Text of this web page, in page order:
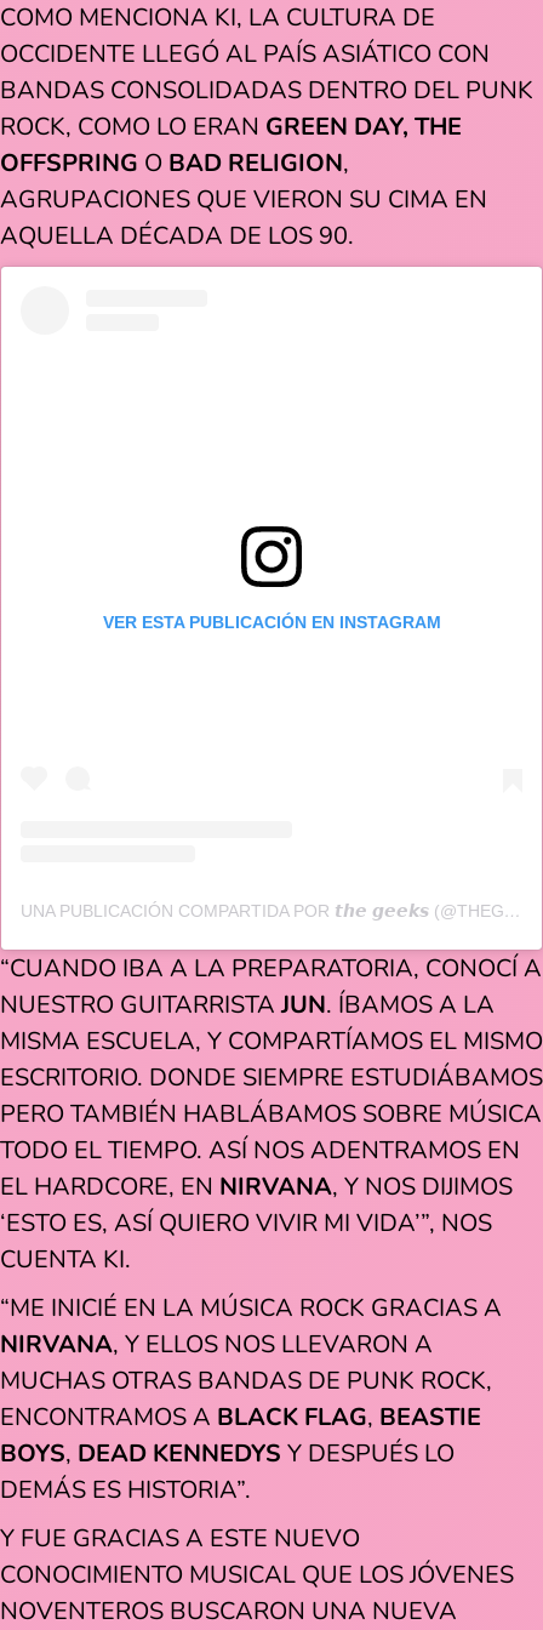
COMO MENCIONA KI, LA CULTURA DE
OCCIDENTE LLEGÓ AL PAÍS ASIÁTICO CON
BANDAS CONSOLIDADAS DENTRO DEL PUNK
ROCK, COMO LO ERAN GREEN DAY, THE
OFFSPRING O BAD RELIGION,
AGRUPACIONES QUE VIERON SU CIMA EN
AQUELLA DÉCADA DE LOS 90.
VER ESTA PUBLICACIÓN EN INSTAGRAM
UNA PUBLICACIÓN COMPARTIDA POR 𝙩𝙝𝙚 𝙜𝙚𝙚𝙠𝙨 (@THEGEEKSHC)
“CUANDO IBA A LA PREPARATORIA, CONOCÍ A
NUESTRO GUITARRISTAJUN. ÍBAMOS A LA
MISMA ESCUELA, Y COMPARTÍAMOS EL MISMO
ESCRITORIO. DONDE SIEMPRE ESTUDIÁBAMOS
PERO TAMBIÉN HABLÁBAMOS SOBRE MÚSICA
TODO EL TIEMPO. ASÍ NOS ADENTRAMOS EN
EL HARDCORE, EN NIRVANA, Y NOS DIJIMOS
‘ESTO ES, ASÍ QUIERO VIVIR MI VIDA’”, NOS
CUENTA KI.
“ME INICIÉ EN LA MÚSICA ROCK GRACIAS A
NIRVANA, Y ELLOS NOS LLEVARON A
MUCHAS OTRAS BANDAS DE PUNK ROCK,
ENCONTRAMOS A BLACK FLAG, BEASTIE
BOYS, DEAD KENNEDYS Y DESPUÉS LO
DEMÁS ES HISTORIA”.
Y FUE GRACIAS A ESTE NUEVO
CONOCIMIENTO MUSICAL QUE LOS JÓVENES
NOVENTEROS BUSCARON UNA NUEVA